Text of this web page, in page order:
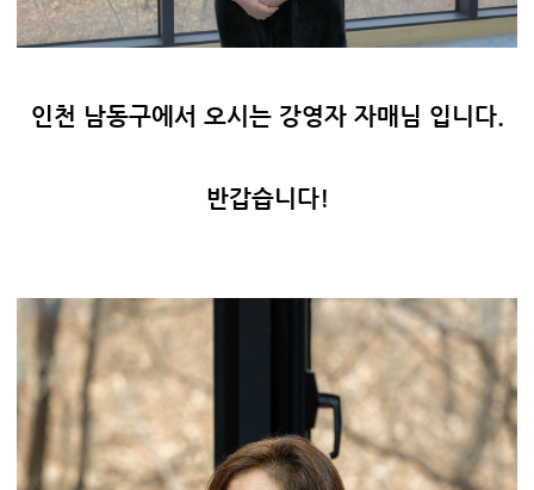
인천 남동구에서 오시는 강영자 자매님 입니다.
반갑습니다!